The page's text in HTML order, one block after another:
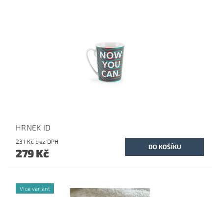
HRNEK ID
231 Kč bez DPH
279 Kč
Více variant